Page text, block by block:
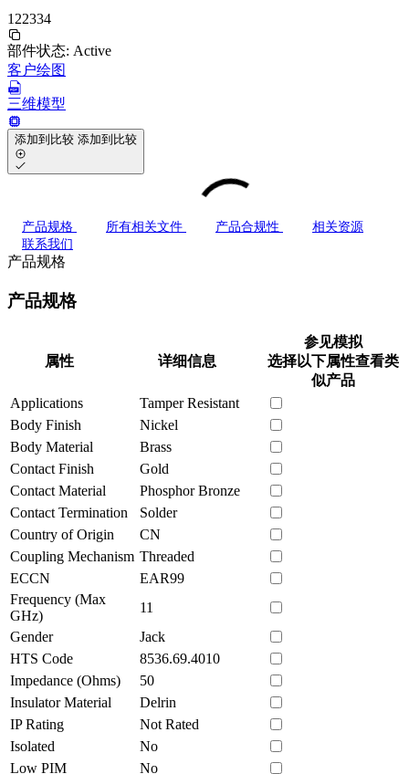
122334
部件状态: Active
客户绘图
三维模型
添加到比较 添加到比较
产品规格 所有相关文件 产品合规性
相关资源
联系我们
产品规格
产品规格
属性 详细信息
参见模拟
选择以下属性查看类
似产品
Applications
Tamper Resistant
Body Finish
Nickel
Body Material
Brass
Contact Finish
Gold
Contact Material
Phosphor Bronze
Contact Termination
Solder
Country of Origin
CN
Coupling Mechanism Threaded
ECCN
EAR99
Frequency (Max
GHz)
11
Gender
Jack
HTS Code
8536.69.4010
Impedance (Ohms)
50
Insulator Material
Delrin
IP Rating
Not Rated
Isolated
No
Low PIM
No